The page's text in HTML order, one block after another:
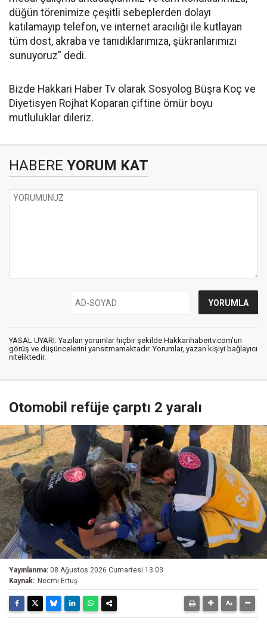
düğün törenimize çeşitli sebeplerden dolayı
katılamayıp telefon, ve internet aracılığı ile kutlayan
tüm dost, akraba ve tanıdıklarımıza, şükranlarımızı
sunuyoruz” dedi.
Bizde Hakkari Haber Tv olarak Sosyolog Büşra Koç ve
Diyetisyen Rojhat Koparan çiftine ömür boyu
mutluluklar dileriz.
HABERE YORUM KAT
YASAL UYARI: Yazılan yorumlar hiçbir şekilde Hakkarihabertv.com’un
görüş ve düşüncelerini yansıtmamaktadır. Yorumlar, yazan kişiyi bağlayıcı
niteliktedir.
Otomobil refüje çarptı 2 yaralı
Yayınlanma: 08 Ağustos 2026 Cumartesi 13:03
Kaynak: Necmi Ertuş